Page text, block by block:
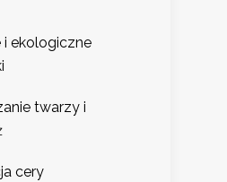
i ekologiczne
twarzy i
cery